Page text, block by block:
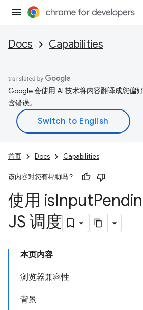
Docs Capabilities
Google 会使用 AI 技术将内容翻译成您偏
含错误。
首页 Docs Capabilities
该内容对您有帮助吗？
使用 isInput
JS 调度
本页内容
浏览器兼容性
背景